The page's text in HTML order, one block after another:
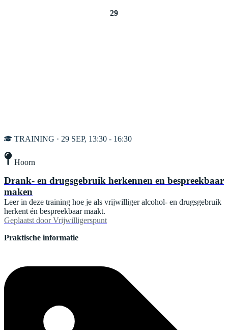
29
TRAINING · 29 SEP, 13:30 - 16:30
Hoorn
Drank- en drugsgebruik herkennen en bespreekbaar
maken
Leer in deze training hoe je als vrijwilliger alcohol- en drugsgebruik
herkent én bespreekbaar maakt.
Geplaatst door Vrijwilligerspunt
Praktische informatie